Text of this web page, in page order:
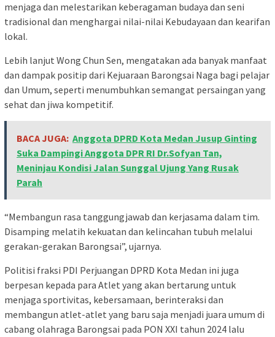
menjaga dan melestarikan keberagaman budaya dan seni
tradisional dan menghargai nilai-nilai Kebudayaan dan kearifan
lokal.
Lebih lanjut Wong Chun Sen, mengatakan ada banyak manfaat
dan dampak positip dari Kejuaraan Barongsai Naga bagi pelajar
dan Umum, seperti menumbuhkan semangat persaingan yang
sehat dan jiwa kompetitif.
BACA JUGA: Anggota DPRD Kota Medan Jusup Ginting
Suka Dampingi Anggota DPR RI Dr.Sofyan Tan,
Meninjau Kondisi Jalan Sunggal Ujung Yang Rusak
Parah
“Membangun rasa tanggungjawab dan kerjasama dalam tim.
Disamping melatih kekuatan dan kelincahan tubuh melalui
gerakan-gerakan Barongsai”, ujarnya.
Politisi fraksi PDI Perjuangan DPRD Kota Medan ini juga
berpesan kepada para Atlet yang akan bertarung untuk
menjaga sportivitas, kebersamaan, berinteraksi dan
membangun atlet-atlet yang baru saja menjadi juara umum di
cabang olahraga Barongsai pada PON XXI tahun 2024 lalu